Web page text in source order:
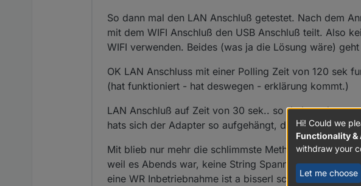
So dann mal den LAN Anschluß getestet. Nach dem
mit dem WIFI Anschluß den USB Anschluß teilt. Also
WIFI verwenden. Beides (was ja die Lösung wäre)
OK LAN Anschluss mit einer Polling Zeit von 120 sek
(hat funktioniert - hat deswegen - erklärung kommt.)
LAN Anschluß auf Zeit von 30 sek.. so da hats dann
hats sich der Adapter so aufgehängt, dass ich nicht
Mit blieb nur mehr die schlimmste Methode:
weil es Abends war, keine String Spannung mehr
eine WR Inbetriebnahme ist a bisserl schwierig, wenn
Hi! Could we
Functionality &
withdraw your
Let me choose